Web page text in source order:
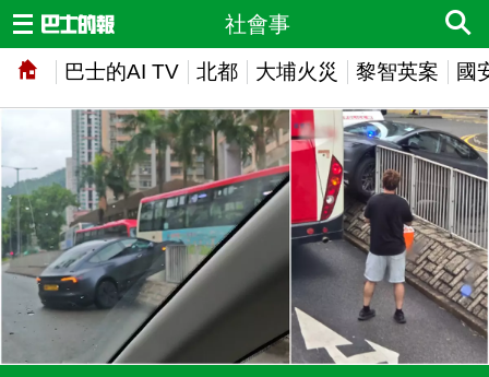
巴士的AI TV 北都 大埔火災 黎智英案 國
社會事